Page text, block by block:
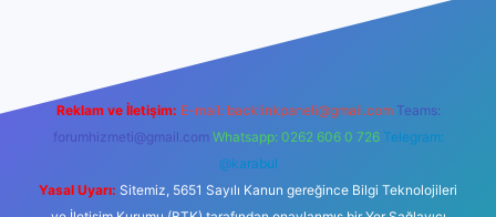
Reklam ve İletişim: E-mail: backlinkpaneli@gmail.com Teams:
forumhizmeti@gmail.com Whatsapp: 0262 606 0 726 Telegram:
@karabul
Yasal Uyarı: Sitemiz, 5651 Sayılı Kanun gereğince Bilgi Teknolojileri